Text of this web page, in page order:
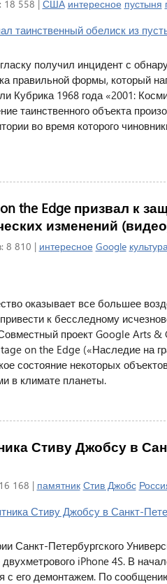
18 558 | США интересное пустыня
получил инцидент с
правильной формы, который
Кубрика 1968 года «2001:
таинственного объекта
во время которого
the Edge призвал к
изменений
8 810 | интересное Google
оказывает все большее
к бесследному
проект Google Arts &
on the Edge («Наследие на
состояние некоторых
в климате планеты.
Стиву Джобсу в
168 | памятник Стив Джобс
Санкт-Петербургского
iPhone 4S. В
с его демонтажем. По